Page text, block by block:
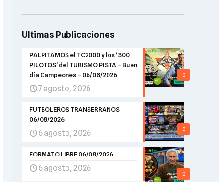
Ultimas Publicaciones
0
PALPITAMOS el TC2000 y los ‘300
PILOTOS’ del TURISMO PISTA – Buen
día Campeones – 06/08/2026
7 agosto, 2026
0
FUTBOLEROS TRANSERRANOS
06/08/2026
6 agosto, 2026
0
FORMATO LIBRE 06/08/2026
6 agosto, 2026